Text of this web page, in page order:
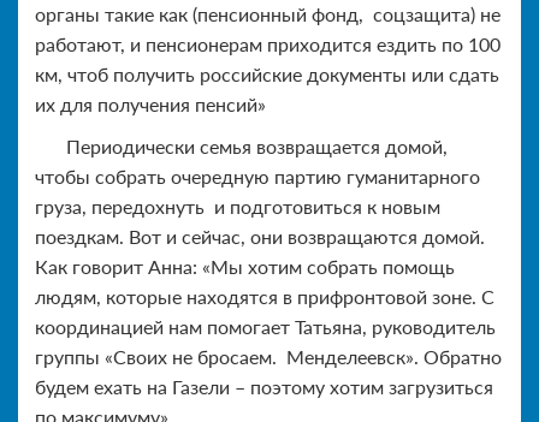
органы такие как (пенсионный фонд, соцзащита) не
работают, и пенсионерам приходится ездить по 100
км, чтоб получить российские документы или сдать
их для получения пенсий»
Периодически семья возвращается домой,
чтобы собрать очередную партию гуманитарного
груза, передохнуть и подготовиться к новым
поездкам. Вот и сейчас, они возвращаются домой.
Как говорит Анна: «Мы хотим собрать помощь
людям, которые находятся в прифронтовой зоне. С
координацией нам помогает Татьяна, руководитель
группы «Своих не бросаем. Менделеевск». Обратно
будем ехать на Газели – поэтому хотим загрузиться
по максимуму»